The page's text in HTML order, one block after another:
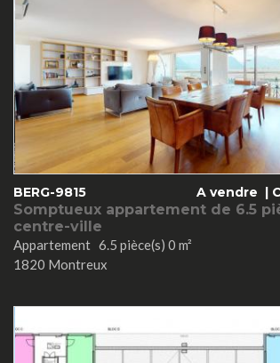
BERG-9815 A vendre |
Somptueux appartement de 6.5
centre-ville
Appartement 6.5 pièce(s) 0 m²
1820 Montreux